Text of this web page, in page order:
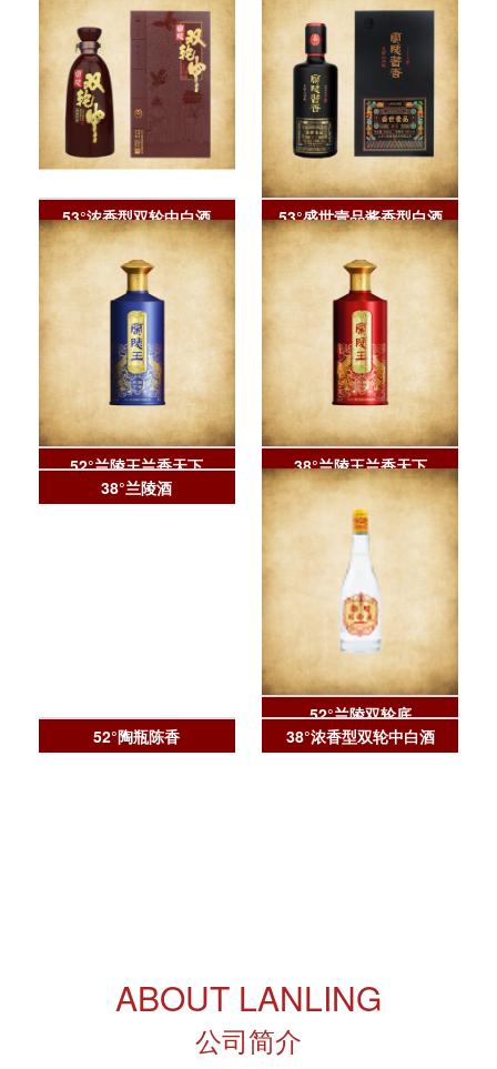
53°浓香型双轮中白酒 53°盛世壹品酱香型白酒
52°兰陵王兰香天下
38°兰陵王兰香天下
38°兰陵酒
52°兰陵双轮底
52°陶瓶陈香
38°浓香型双轮中白酒
ABOUT LANLING
公司简介